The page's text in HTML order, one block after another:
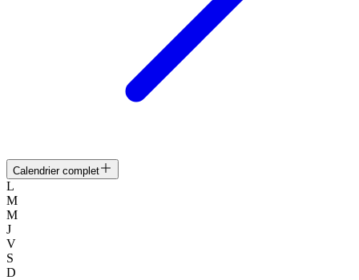
Calendrier complet
L
M
M
J
V
S
D